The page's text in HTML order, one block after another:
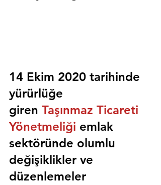
14 Ekim 2020 tarihinde
yürürlüğe
giren Taşınmaz Ticareti
Yönetmeliği emlak
sektöründe olumlu
değişiklikler ve
düzenlemeler